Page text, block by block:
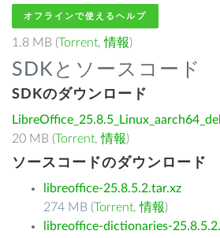
オフラインで使えるヘルプ
1.8 MB (Torrent,情報)
SDKとソースコード
SDKのダウンロード
20 MB (Torrent,情報)
ソースコードのダウンロード
libreoffice-25.8.5.2.tar.xz
274 MB (Torrent,情報)
libreoffice-dictionaries-